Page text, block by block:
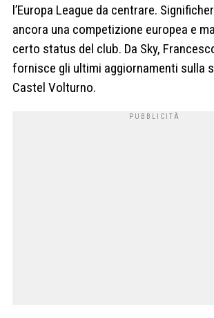
l’Europa League da centrare.
ancora una competizione europea e
certo status del club. Da Sky,
fornisce gli ultimi aggiornamenti sulla
Castel Volturno.